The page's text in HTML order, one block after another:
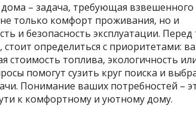
– задача, требующая взвешенного
только комфорт проживания, но и
и безопасность эксплуатации. Перед
стоит определиться с приоритетами:
стоимость топлива, экологичность
помогут сузить круг поиска и
Понимание ваших потребностей –
к комфортному и уютному дому.